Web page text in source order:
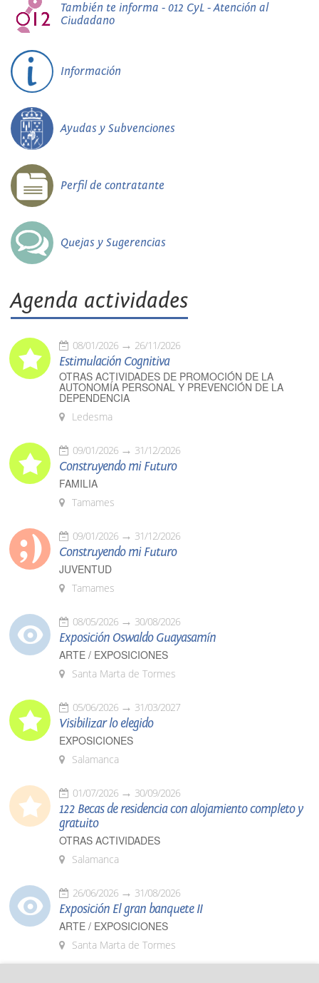
También te informa - 012 CyL - Atención al
Ciudadano
Información
Ayudas y Subvenciones
Perfil de contratante
Quejas y Sugerencias
Agenda actividades
08/01/2026 26/11/2026
Estimulación Cognitiva
OTRAS ACTIVIDADES DE PROMOCIÓN DE LA
AUTONOMÍA PERSONAL Y PREVENCIÓN DE LA
DEPENDENCIA
Ledesma
09/01/2026 31/12/2026
Construyendo mi Futuro
FAMILIA
Tamames
09/01/2026 31/12/2026
Construyendo mi Futuro
JUVENTUD
Tamames
08/05/2026 30/08/2026
Exposición Oswaldo Guayasamín
ARTE / EXPOSICIONES
Santa Marta de Tormes
05/06/2026 31/03/2027
Visibilizar lo elegido
EXPOSICIONES
Salamanca
01/07/2026 30/09/2026
122 Becas de residencia con alojamiento completo y
gratuito
OTRAS ACTIVIDADES
Salamanca
26/06/2026 31/08/2026
Exposición El gran banquete II
ARTE / EXPOSICIONES
Santa Marta de Tormes